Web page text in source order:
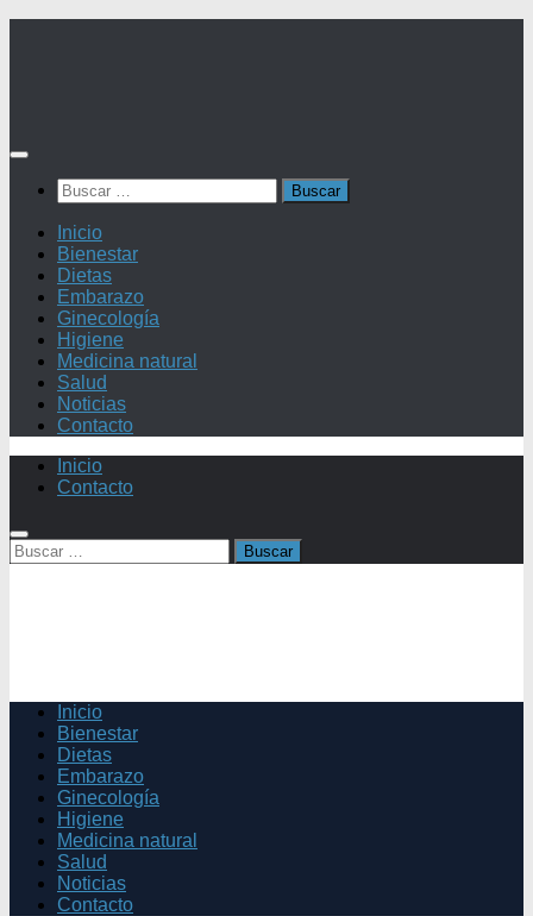
Buscar:
Inicio
Bienestar
Dietas
Embarazo
Ginecología
Higiene
Medicina natural
Salud
Noticias
Contacto
Inicio
Contacto
Buscar:
Inicio
Bienestar
Dietas
Embarazo
Ginecología
Higiene
Medicina natural
Salud
Noticias
Contacto